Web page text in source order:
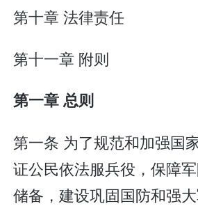
第十章 法律责任
第十一章 附则
第一章 总则
第一条 为了规范和加强国
证公民依法服兵役，保障
储备，建设巩固国防和强